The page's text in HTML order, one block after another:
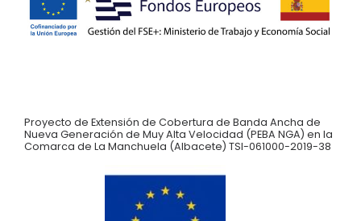
Proyecto de Extensión de Cobertura de Banda Ancha de
Nueva Generación de Muy Alta Velocidad (PEBA NGA) en la
Comarca de La Manchuela (Albacete) TSI-061000-2019-38